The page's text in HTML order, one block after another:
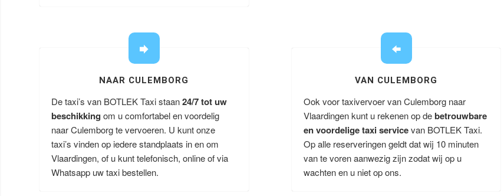
NAAR CULEMBORG
De taxi’s van BOTLEK Taxi staan24/7 tot uw
beschikking om u comfortabel en voordelig
naar Culemborg te vervoeren. U kunt onze
taxi’s vinden op iedere standplaats in en om
Vlaardingen, of u kunt telefonisch, online of via
Whatsapp uw taxi bestellen.
VAN CULEMBORG
Ook voor taxivervoer van Culemborg naar
Vlaardingen kunt u rekenen op debetrouwbare
en voordelige taxi servicevan BOTLEK Taxi.
Op alle reserveringen geldt dat wij 10 minuten
van te voren aanwezig zijn zodat wij op u
wachten en u niet op ons.